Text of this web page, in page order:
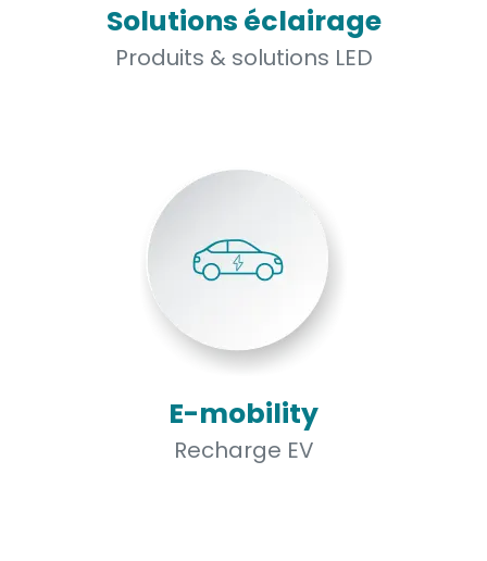
Solutions éclairage
Produits & solutions LED
E-mobility
Recharge EV​